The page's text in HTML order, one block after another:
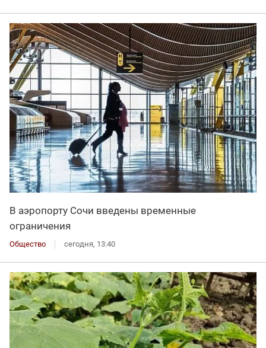
В аэропорту Сочи введены временные
ограничения
Общество сегодня, 13:40